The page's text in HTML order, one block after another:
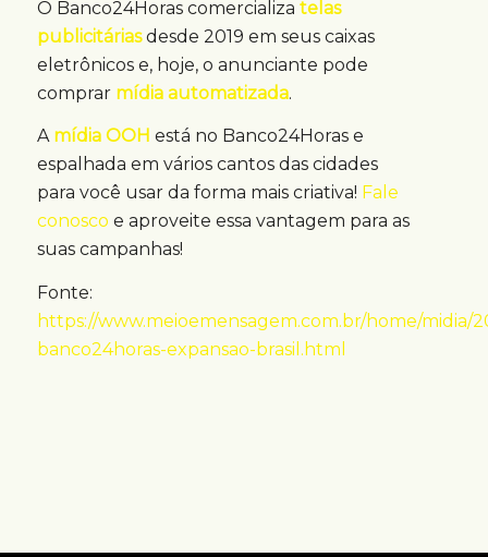
O Banco24Horas comercializa telas
publicitáriasdesde 2019 em seus caixas
eletrônicos e, hoje, o anunciante pode
comprar mídia automatizada.
A mídia OOH está no Banco24Horas e
espalhada em vários cantos das cidades
para você usar da forma mais criativa! Fale
conosco e aproveite essa vantagem para as
suas campanhas!
Fonte:
https://www.meioemensagem.com.br/home/midia/
banco24horas-expansao-brasil.html